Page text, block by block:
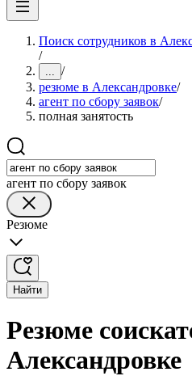
Поиск сотрудников в
/
... /
резюме в Александровке/
агент по сбору заявок/
полная занятость
агент по сбору заявок
Резюме
Найти
Резюме
Александровке